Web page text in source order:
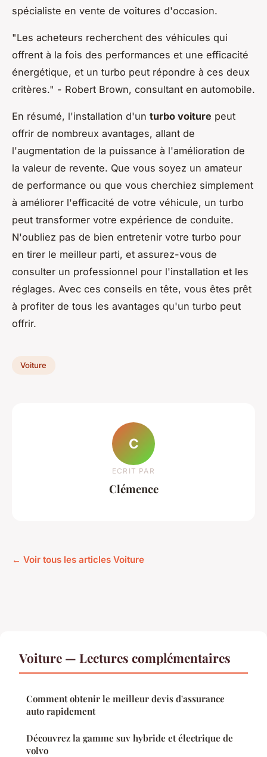
spécialiste en vente de voitures d'occasion.
"Les acheteurs recherchent des véhicules qui
offrent à la fois des performances et une efficacité
énergétique, et un turbo peut répondre à ces deux
critères." - Robert Brown, consultant en automobile.
En résumé, l'installation d'un turbo voiture peut
offrir de nombreux avantages, allant de
l'augmentation de la puissance à l'amélioration de
la valeur de revente. Que vous soyez un amateur
de performance ou que vous cherchiez simplement
à améliorer l'efficacité de votre véhicule, un turbo
peut transformer votre expérience de conduite.
N'oubliez pas de bien entretenir votre turbo pour
en tirer le meilleur parti, et assurez-vous de
consulter un professionnel pour l'installation et les
réglages. Avec ces conseils en tête, vous êtes prêt
à profiter de tous les avantages qu'un turbo peut
offrir.
Voiture
C
ECRIT PAR
Clémence
← Voir tous les articles Voiture
Voiture — Lectures complémentaires
Comment obtenir le meilleur devis d'assurance
auto rapidement
Découvrez la gamme suv hybride et électrique de
volvo